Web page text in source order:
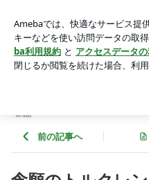
アプリをダウンロードして ブ
ょう。
前の記事へ